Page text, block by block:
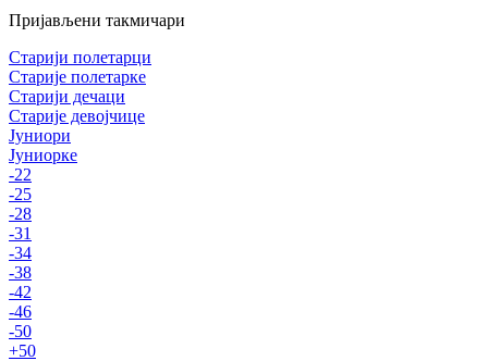
Пријављени такмичари
Старији полетарци
Старије полетарке
Старији дечаци
Старије девојчице
Јуниори
Јуниорке
-22
-25
-28
-31
-34
-38
-42
-46
-50
+50